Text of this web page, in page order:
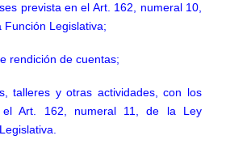
prevista en el Art. 162, numeral 10,
Legislativa;
rendición de cuentas;
talleres y otras actividades, con los
el Art. 162, numeral 11, de la Ley